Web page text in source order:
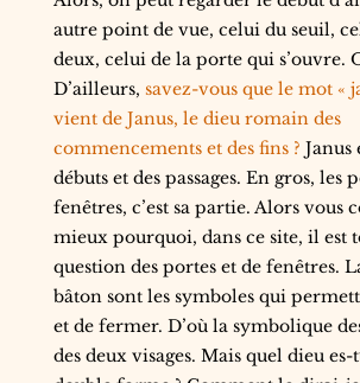
autre point de vue, celui du seuil,
deux, celui de la porte qui s’ouvre.
D’ailleurs, savez-vous que le mot «
vient de Janus, le dieu romain des
commencements et des fins ? Janus
débuts et des passages. En gros, les
fenêtres, c’est sa partie. Alors vous
mieux pourquoi, dans ce site, il est
question des portes et de fenêtres.
bâton sont les symboles qui
et de fermer. D’où la symbolique
des deux visages. Mais quel dieu es-